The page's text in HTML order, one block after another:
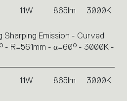
11W 865lm 3000K
Sharping Emission - Curved
- R=561mm - α=60° - 3000K -
11W 865lm 3000K